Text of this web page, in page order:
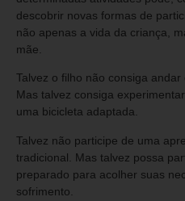
descobrir novas formas de
não apenas a vida da criança,
mãe.
Talvez o filho não consiga
Mas talvez consiga
uma bicicleta adaptada.
Talvez não participe de uma
tradicional. Mas talvez possa
preparado para acolher suas
sofrimento.